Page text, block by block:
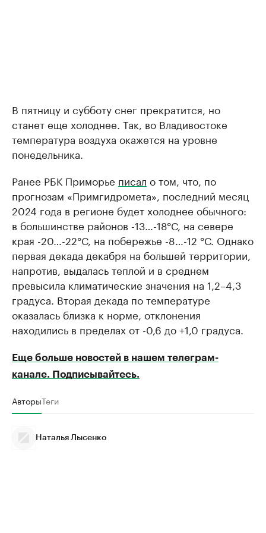
В пятницу и субботу снег прекратится, но
станет еще холоднее. Так, во Владивостоке
температура воздуха окажется на уровне
понедельника.
Ранее РБК Приморье писал о том, что, по
прогнозам «Примгидромета», последний месяц
2024 года в регионе будет холоднее обычного:
в большинстве районов -13…-18°С, на севере
края -20…-22°С, на побережье -8…-12 °С. Однако
первая декада декабря на большей территории,
напротив, выдалась теплой и в среднем
превысила климатические значения на 1,2–4,3
градуса. Вторая декада по температуре
оказалась близка к норме, отклонения
находились в пределах от -0,6 до +1,0 градуса.
Еще больше новостей в нашем телеграм-
канале. Подписывайтесь.
АвторыТеги
Наталья Лысенко